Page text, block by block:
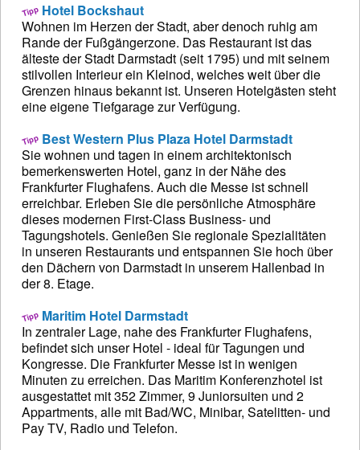
Hotel Bockshaut
Wohnen im Herzen der Stadt, aber denoch ruhig am
Rande der Fußgängerzone. Das Restaurant ist das
älteste der Stadt Darmstadt (seit 1795) und mit seinem
stilvollen Interieur ein Kleinod, welches weit über die
Grenzen hinaus bekannt ist. Unseren Hotelgästen steht
eine eigene Tiefgarage zur Verfügung.
Best Western Plus Plaza Hotel Darmstadt
Sie wohnen und tagen in einem architektonisch
bemerkenswerten Hotel, ganz in der Nähe des
Frankfurter Flughafens. Auch die Messe ist schnell
erreichbar. Erleben Sie die persönliche Atmosphäre
dieses modernen First-Class Business- und
Tagungshotels. Genießen Sie regionale Spezialitäten
in unseren Restaurants und entspannen Sie hoch über
den Dächern von Darmstadt in unserem Hallenbad in
der 8. Etage.
Maritim Hotel Darmstadt
In zentraler Lage, nahe des Frankfurter Flughafens,
befindet sich unser Hotel - ideal für Tagungen und
Kongresse. Die Frankfurter Messe ist in wenigen
Minuten zu erreichen. Das Maritim Konferenzhotel ist
ausgestattet mit 352 Zimmer, 9 Juniorsuiten und 2
Appartments, alle mit Bad/WC, Minibar, Satelitten- und
Pay TV, Radio und Telefon.